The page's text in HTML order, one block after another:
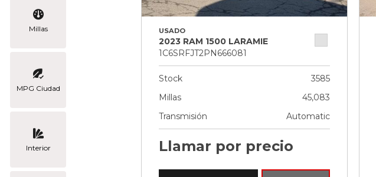
Millas
MPG Ciudad
Interior
USADO
2023 RAM 1500 LARAMIE
1C6SRFJT2PN666081
Stock
3585
Millas
45,083
Transmisión
Automatic
Llamar por precio